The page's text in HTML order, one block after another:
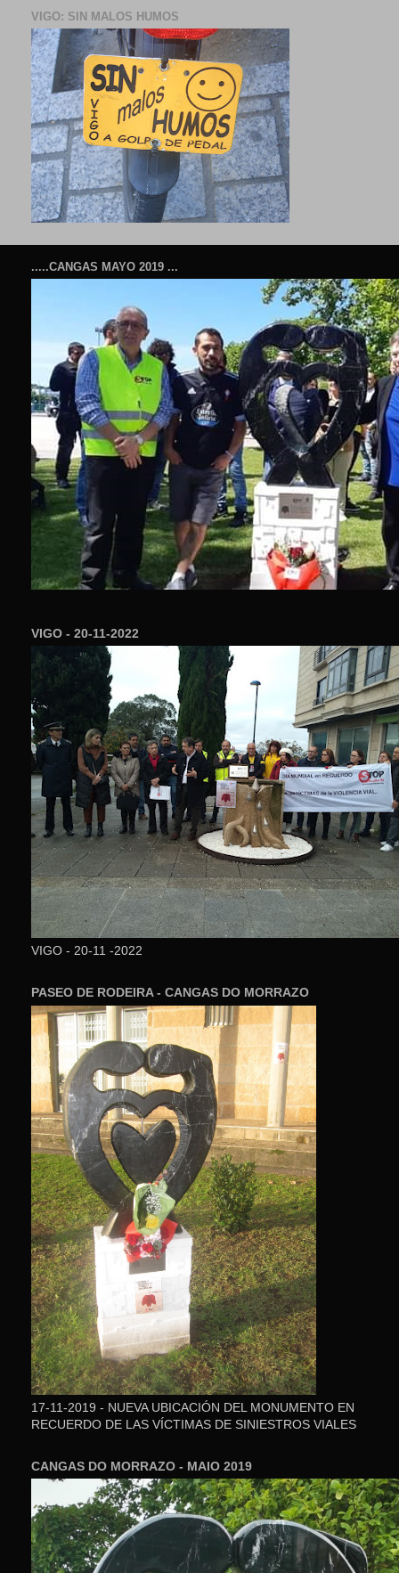
VIGO: SIN MALOS HUMOS
.....CANGAS MAYO 2019 ...
VIGO - 20-11-2022
VIGO - 20-11 -2022
PASEO DE RODEIRA - CANGAS DO MORRAZO
17-11-2019 - NUEVA UBICACIÓN DEL MONUMENTO EN
RECUERDO DE LAS VÍCTIMAS DE SINIESTROS VIALES
CANGAS DO MORRAZO - MAIO 2019